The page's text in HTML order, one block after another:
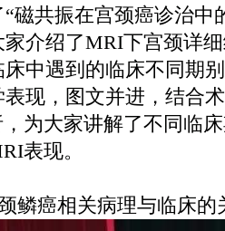
磁共振在宫颈癌诊治中
介绍了MRI下宫颈详
中遇到的临床不同期
现，图文并进，结合
为大家讲解了不同临
表现。
鳞癌相关病理与临床的